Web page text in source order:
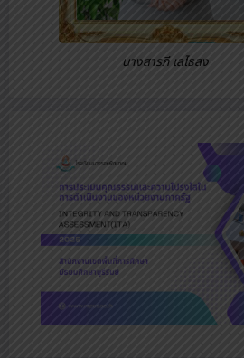
นางสารภี เลไธสง